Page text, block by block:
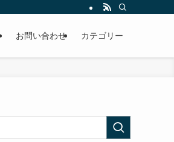
紹介していきます。
お問い合わせ カテゴリー